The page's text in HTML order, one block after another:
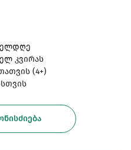
კვირას
(4+)